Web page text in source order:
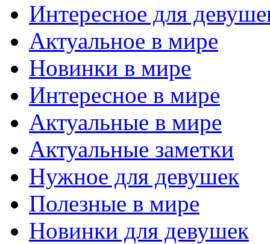
Интересное для
Актуальное в мире
Новинки в мире
Интересное в мире
Актуальные в мире
Актуальные заметки
Нужное для девушек
Полезные в мире
Новинки для девушек